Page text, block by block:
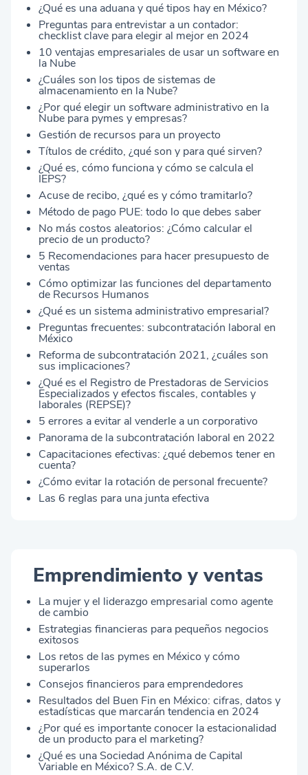
¿Qué es una aduana y qué tipos hay en México?
Preguntas para entrevistar a un contador:
checklist clave para elegir al mejor en 2024
10 ventajas empresariales de usar un software en
la Nube
¿Cuáles son los tipos de sistemas de
almacenamiento en la Nube?
¿Por qué elegir un software administrativo en la
Nube para pymes y empresas?
Gestión de recursos para un proyecto
Títulos de crédito, ¿qué son y para qué sirven?
¿Qué es, cómo funciona y cómo se calcula el
IEPS?
Acuse de recibo, ¿qué es y cómo tramitarlo?
Método de pago PUE: todo lo que debes saber
No más costos aleatorios: ¿Cómo calcular el
precio de un producto?
5 Recomendaciones para hacer presupuesto de
ventas
Cómo optimizar las funciones del departamento
de Recursos Humanos
¿Qué es un sistema administrativo empresarial?
Preguntas frecuentes: subcontratación laboral en
México
Reforma de subcontratación 2021, ¿cuáles son
sus implicaciones?
¿Qué es el Registro de Prestadoras de Servicios
Especializados y efectos fiscales, contables y
laborales (REPSE)?
5 errores a evitar al venderle a un corporativo
Panorama de la subcontratación laboral en 2022
Capacitaciones efectivas: ¿qué debemos tener en
cuenta?
¿Cómo evitar la rotación de personal frecuente?
Las 6 reglas para una junta efectiva
Emprendimiento y ventas
La mujer y el liderazgo empresarial como agente
de cambio
Estrategias financieras para pequeños negocios
exitosos
Los retos de las pymes en México y cómo
superarlos
Consejos financieros para emprendedores
Resultados del Buen Fin en México: cifras, datos y
estadísticas que marcarán tendencia en 2024
¿Por qué es importante conocer la estacionalidad
de un producto para el marketing?
¿Qué es una Sociedad Anónima de Capital
Variable en México? S.A. de C.V.